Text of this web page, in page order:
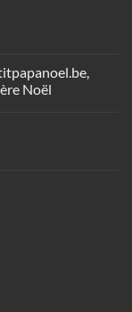
Noël